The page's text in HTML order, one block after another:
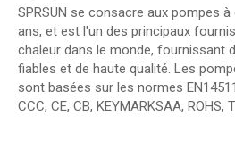
SPRSUN se consacre aux pompes
ans, et est l'un des principaux
chaleur dans le monde, fournissant
fiables et de haute qualité. Les
sont basées sur les normes
CCC, CE, CB, KEYMARKSAA, ROHS,